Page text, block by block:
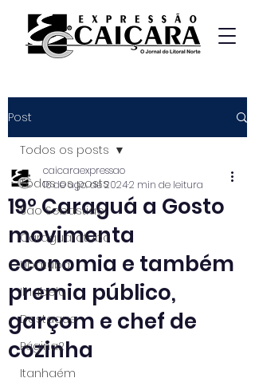
Post
Todos os posts
São Sebastião
Caraguatatuba
Ubatuba
Ilhabela
Destaque
Página2
Itanhaém
Todos os posts
19º Caraguá a Gosto
movimenta
economia e também
premia público,
garçom e chef de
cozinha
caicaraexpressao
16 de ago. de 20242 min de leitura